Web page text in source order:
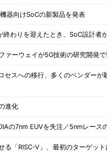
器向けSoCの新製品を発表
終わりを迎えたとき、SoC設計者
ァーウェイが5G技術の研究開発
セスへの移行、多くのベンダーが
進化
の7nm EUVを失注／5nmレース
る「RISC-V」、最初のターゲット